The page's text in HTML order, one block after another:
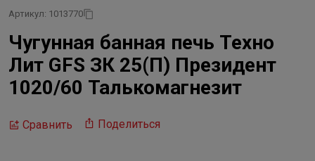
Артикул: 1013770
Чугунная банная печь Техно
Лит GFS ЗК 25(П) Президент
1020/60 Талькомагнезит
Сравнить Поделиться